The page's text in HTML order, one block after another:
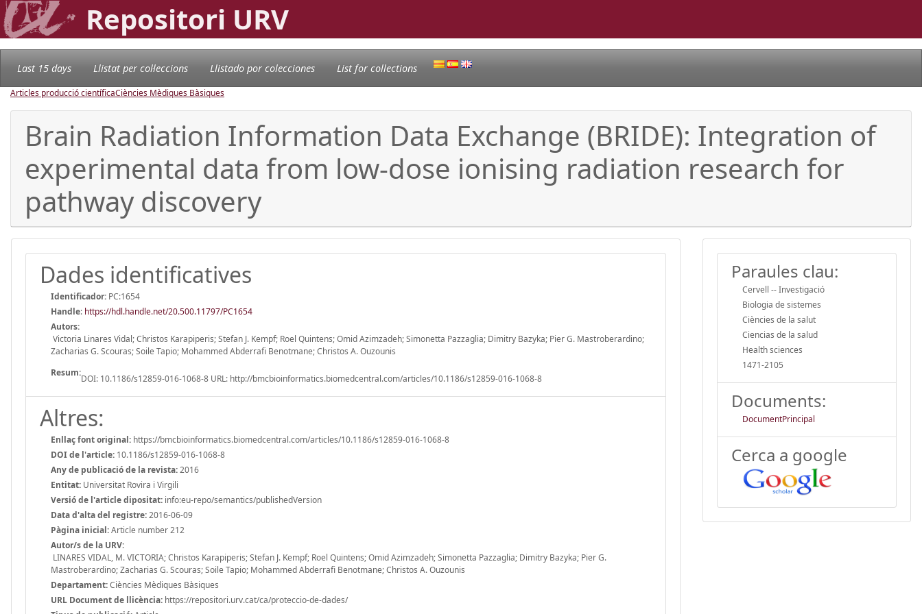
Repositori URV
Last 15 days Llistat per col·leccions Llistado por colecciones List for collections
Articles producció científicaCiències Mèdiques Bàsiques
Brain Radiation Information Data Exchange (BRIDE): Integration of
experimental data from low-dose ionising radiation research for
pathway discovery
Dades identificatives
Identificador: PC:1654
Handle: https://hdl.handle.net/20.500.11797/PC1654
Autors:
Victoria Linares Vidal; Christos Karapiperis; Stefan J. Kempf; Roel Quintens; Omid Azimzadeh; Simonetta Pazzaglia; Dimitry Bazyka; Pier G. Mastroberardino;
Zacharias G. Scouras; Soile Tapio; Mohammed Abderrafi Benotmane; Christos A. Ouzounis
Resum:
DOI: 10.1186/s12859-016-1068-8 URL: http://bmcbioinformatics.biomedcentral.com/articles/10.1186/s12859-016-1068-8
Altres:
Enllaç font original: https://bmcbioinformatics.biomedcentral.com/articles/10.1186/s12859-016-1068-8
DOI de l'article: 10.1186/s12859-016-1068-8
Any de publicació de la revista:2016
Entitat: Universitat Rovira i Virgili
Versió de l'article dipositat: info:eu-repo/semantics/publishedVersion
Data d'alta del registre:2016-06-09
Pàgina inicial:Article number 212
Autor/s de la URV:
LINARES VIDAL, M. VICTORIA; Christos Karapiperis; Stefan J. Kempf; Roel Quintens; Omid Azimzadeh; Simonetta Pazzaglia; Dimitry Bazyka; Pier G.
Mastroberardino; Zacharias G. Scouras; Soile Tapio; Mohammed Abderrafi Benotmane; Christos A. Ouzounis
Departament:Ciències Mèdiques Bàsiques
URL Document de llicència: https://repositori.urv.cat/ca/proteccio-de-dades/
Paraules clau:
Cervell -- Investigació
Biologia de sistemes
Ciències de la salut
Ciencias de la salud
Health sciences
1471-2105
Documents:
DocumentPrincipal
Cerca a google